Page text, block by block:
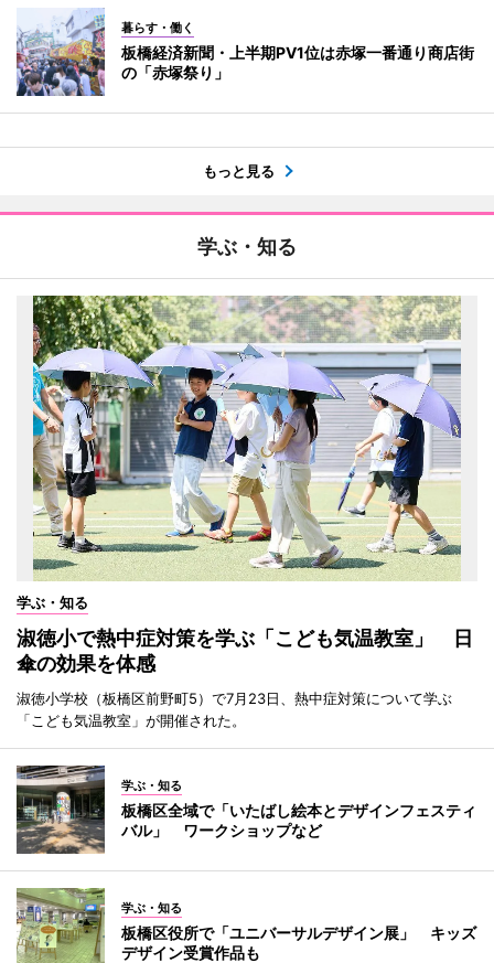
暮らす・働く
板橋経済新聞・上半期PV1位は赤塚一番通り商店街
の「赤塚祭り」
もっと見る
学ぶ・知る
学ぶ・知る
淑徳小で熱中症対策を学ぶ「こども気温教室」 日
傘の効果を体感
淑徳小学校（板橋区前野町5）で7月23日、熱中症対策について学ぶ
「こども気温教室」が開催された。
学ぶ・知る
板橋区全域で「いたばし絵本とデザインフェスティ
バル」 ワークショップなど
学ぶ・知る
板橋区役所で「ユニバーサルデザイン展」 キッズ
デザイン受賞作品も